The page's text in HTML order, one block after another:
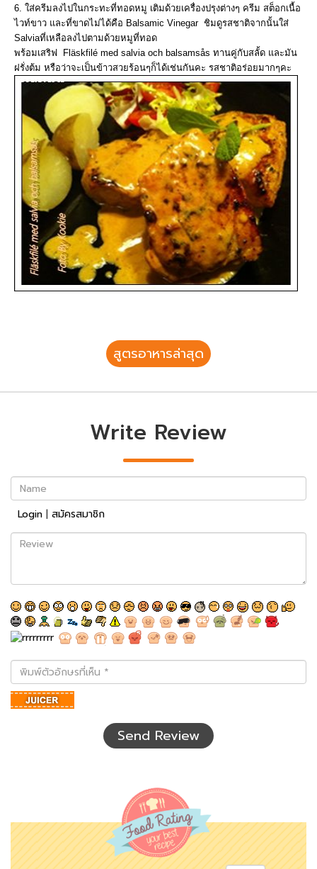
6. ใส่ครีมลงไปในกระทะที่ทอดหมู เติมด้วยเครื่องปรุงต่างๆ ครีม สต็อกเนื้อ
ไวท์ขาว และที่ขาดไม่ได้คือ Balsamic Vinegar ชิมดูรสชาติจากนั้นใส่
Salviaที่เหลือลงไปตามด้วยหมูที่ทอด
พร้อมเสริฟ Fläskfilé med salvia och balsamsås ทานคู่กับสลั้ด และมัน
ฝรั่งต้ม หรือว่าจะเป็นข้าวสวยร้อนๆก็ได้เช่นกันคะ รสชาติอร่อยมากๆคะ
สูตรอาหารล่าสุด
Write Review
Name
Login | สมัครสมาชิก
Review
พิมพ์
ตัว
อักษร
ที่
Send Review